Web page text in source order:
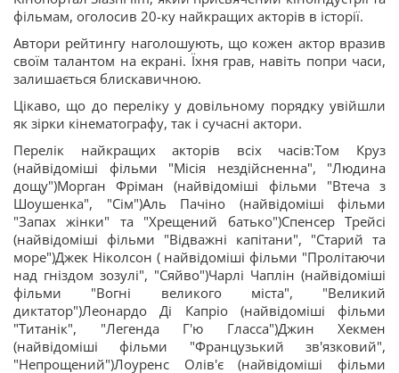
фільмам, оголосив 20-ку найкращих акторів в історії.
Автори рейтингу наголошують, що кожен актор вразив
своїм талантом на екрані. Їхня грав, навіть попри часи,
залишається блискавичною.
Цікаво, що до переліку у довільному порядку увійшли
як зірки кінематографу, так і сучасні актори.
Перелік найкращих акторів всіх часів:Том Круз
(найвідоміші фільми "Місія нездійсненна", "Людина
дощу")Морган Фріман (найвідоміші фільми "Втеча з
Шоушенка", "Сім")Аль Пачіно (найвідоміші фільми
"Запах жінки" та "Хрещений батько")Спенсер Трейсі
(найвідоміші фільми "Відважні капітани", "Старий та
море")Джек Ніколсон ( найвідоміші фільми "Пролітаючи
над гніздом зозулі", "Сяйво")Чарлі Чаплін (найвідоміші
фільми "Вогні великого міста", "Великий
диктатор")Леонардо Ді Капріо (найвідоміші фільми
"Титанік", "Легенда Г'ю Гласса")Джин Хекмен
(найвідоміші фільми "Французький зв'язковий",
"Непрощений")Лоуренс Олів'є (найвідоміші фільми